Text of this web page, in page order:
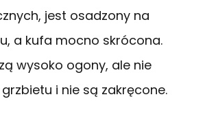
jest osadzony na
a kufa mocno skrócona.
wysoko ogony, ale nie
i nie są zakręcone.